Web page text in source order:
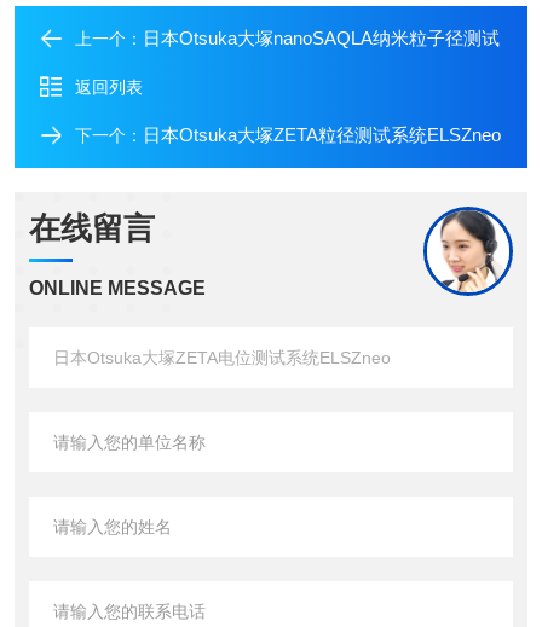
上一个： 日本Otsuka大塚nanoSAQLA纳米粒子径测试
返回列表
下一个： 日本Otsuka大塚ZETA粒径测试系统ELSZneo
在线留言
ONLINE MESSAGE